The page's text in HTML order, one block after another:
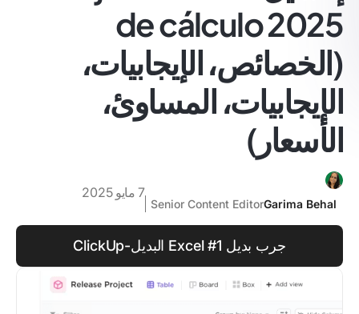
de cálculo 2025
(الخصائص، الإيجابيات،
الإيجابيات، المساوئ،
الأسعار)
Garima Behal
Senior Content Editor
7 مايو 2025
جرب بديل Excel #1 البديل-ClickUp